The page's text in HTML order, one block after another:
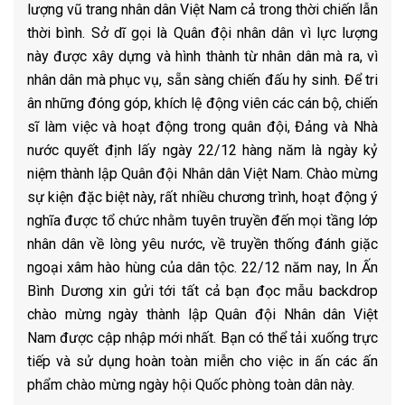
lượng vũ trang nhân dân Việt Nam cả trong thời chiến lẫn
thời bình. Sở dĩ gọi là Quân đội nhân dân vì lực lượng
này được xây dựng và hình thành từ nhân dân mà ra, vì
nhân dân mà phục vụ, sẵn sàng chiến đấu hy sinh. Để tri
ân những đóng góp, khích lệ động viên các cán bộ, chiến
sĩ làm việc và hoạt động trong quân đội, Đảng và Nhà
nước quyết định lấy ngày 22/12 hàng năm là ngày kỷ
niệm thành lập Quân đội Nhân dân Việt Nam. Chào mừng
sự kiện đặc biệt này, rất nhiều chương trình, hoạt động ý
nghĩa được tổ chức nhằm tuyên truyền đến mọi tầng lớp
nhân dân về lòng yêu nước, về truyền thống đánh giặc
ngoại xâm hào hùng của dân tộc. 22/12 năm nay, In Ấn
Bình Dương xin gửi tới tất cả bạn đọc mẫu backdrop
chào mừng ngày thành lập Quân đội Nhân dân Việt
Nam được cập nhập mới nhất. Bạn có thể tải xuống trực
tiếp và sử dụng hoàn toàn miễn cho việc in ấn các ấn
phẩm chào mừng ngày hội Quốc phòng toàn dân này.